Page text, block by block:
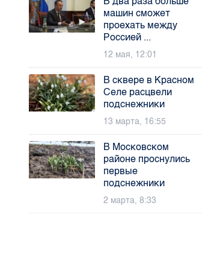
машин сможет
проехать между
Россией ...
12 мая, 12:01
В сквере в Красном
Селе расцвели
подснежники
13 марта, 16:55
В Московском
районе проснулись
первые
подснежники
2 марта, 8:33